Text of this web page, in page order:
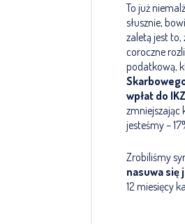
To już
słusznie,
zaletą jest
coroczne
podatkową,
wpłat do
zmniejszając
jesteśmy –
Zrobiliśmy
nasuwa się
12 miesięcy